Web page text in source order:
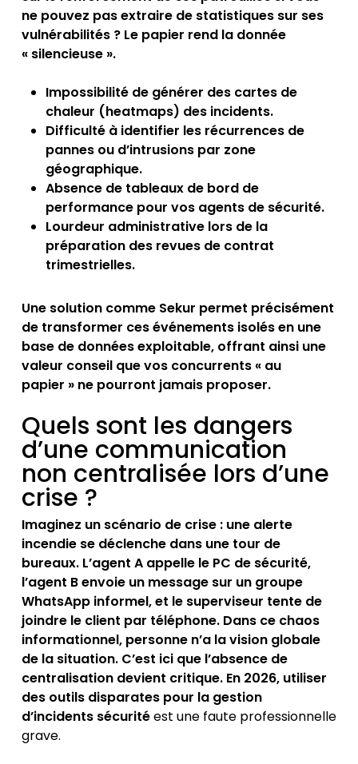
ne pouvez pas extraire de statistiques sur ses
vulnérabilités ? Le papier rend la donnée
« silencieuse ».
Impossibilité de générer des cartes de
chaleur (heatmaps) des incidents.
Difficulté à identifier les récurrences de
pannes ou d’intrusions par zone
géographique.
Absence de tableaux de bord de
performance pour vos agents de sécurité.
Lourdeur administrative lors de la
préparation des revues de contrat
trimestrielles.
Une solution comme Sekur permet précisément
de transformer ces événements isolés en une
base de données exploitable, offrant ainsi une
valeur conseil que vos concurrents « au
papier » ne pourront jamais proposer.
Quels sont les dangers
d’une communication
non centralisée lors d’une
crise ?
Imaginez un scénario de crise : une alerte
incendie se déclenche dans une tour de
bureaux. L’agent A appelle le PC de sécurité,
l’agent B envoie un message sur un groupe
WhatsApp informel, et le superviseur tente de
joindre le client par téléphone. Dans ce chaos
informationnel, personne n’a la vision globale
de la situation. C’est ici que l’absence de
centralisation devient critique. En 2026, utiliser
des outils disparates pour la gestion
d’incidents sécuritéest une faute professionnelle
grave.